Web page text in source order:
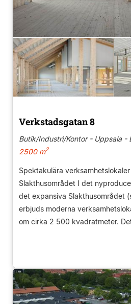
Verkstadsgatan 8
Butik/Industri/Kontor - Uppsala -
2500 m2
Spektakulära
Slakthusområdet I det
det expansiva Slakthusområdet
erbjuds moderna
om cirka 2 500 kvadratmeter.